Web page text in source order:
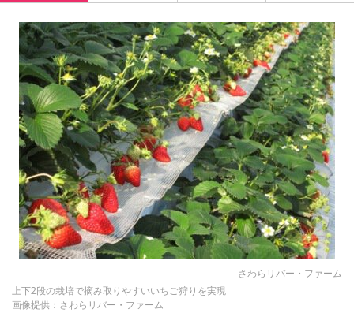
さわらリバー・ファーム
上下2段の栽培で摘み取りやすいいちご狩りを実現
画像提供：さわらリバー・ファーム